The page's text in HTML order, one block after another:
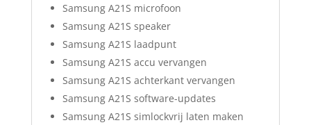
Samsung A21S microfoon
Samsung A21S speaker
Samsung A21S laadpunt
Samsung A21S accu vervangen
Samsung A21S achterkant vervangen
Samsung A21S software-updates
Samsung A21S simlockvrij laten maken